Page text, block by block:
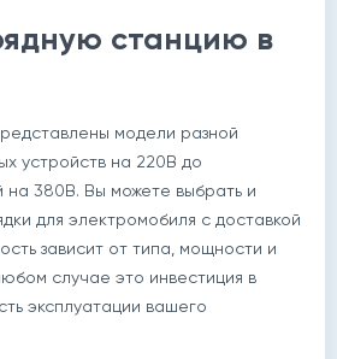
станцию в
модели разной
устройств на 220В до
на 380В. Вы можете выбрать и
для электромобиля с доставкой
зависит от типа, мощности и
случае это инвестиция в
эксплуатации вашего